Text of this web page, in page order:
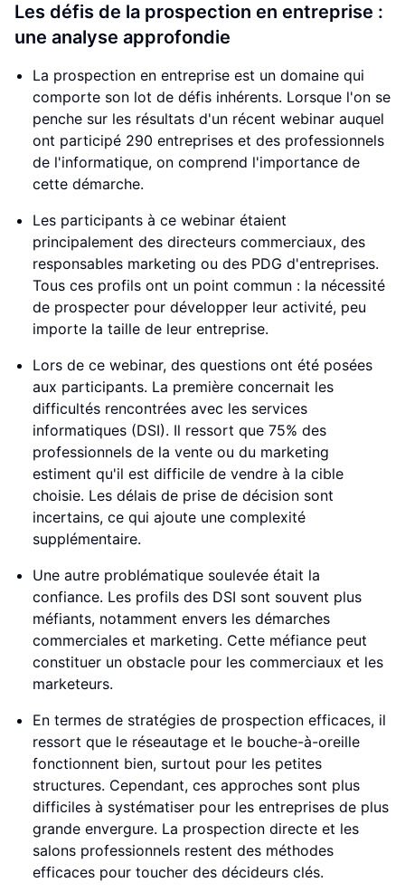
Les défis de la prospection en entreprise :
une analyse approfondie
La prospection en entreprise est un domaine qui
comporte son lot de défis inhérents. Lorsque l'on se
penche sur les résultats d'un récent webinar auquel
ont participé 290 entreprises et des professionnels
de l'informatique, on comprend l'importance de
cette démarche.
Les participants à ce webinar étaient
principalement des directeurs commerciaux, des
responsables marketing ou des PDG d'entreprises.
Tous ces profils ont un point commun : la nécessité
de prospecter pour développer leur activité, peu
importe la taille de leur entreprise.
Lors de ce webinar, des questions ont été posées
aux participants. La première concernait les
difficultés rencontrées avec les services
informatiques (DSI). Il ressort que 75% des
professionnels de la vente ou du marketing
estiment qu'il est difficile de vendre à la cible
choisie. Les délais de prise de décision sont
incertains, ce qui ajoute une complexité
supplémentaire.
Une autre problématique soulevée était la
confiance. Les profils des DSI sont souvent plus
méfiants, notamment envers les démarches
commerciales et marketing. Cette méfiance peut
constituer un obstacle pour les commerciaux et les
marketeurs.
En termes de stratégies de prospection efficaces, il
ressort que le réseautage et le bouche-à-oreille
fonctionnent bien, surtout pour les petites
structures. Cependant, ces approches sont plus
difficiles à systématiser pour les entreprises de plus
grande envergure. La prospection directe et les
salons professionnels restent des méthodes
efficaces pour toucher des décideurs clés.